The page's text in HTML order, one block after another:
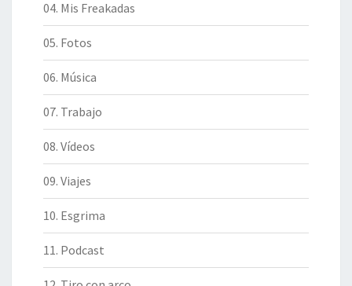
04. Mis Freakadas
05. Fotos
06. Música
07. Trabajo
08. Vídeos
09. Viajes
10. Esgrima
11. Podcast